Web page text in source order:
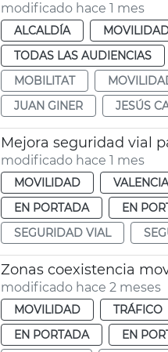
modificado hace 1 mes
ALCALDÍA
TODAS LAS AUDIENCIAS
MOBILITAT
JUAN GINER
JESÚS
Mejora seguridad vial
modificado hace 1 mes
MOVILIDAD VALENCIA
EN PORTADA
EN
SEGURIDAD VIAL
Zonas coexistencia
modificado hace 2 meses
MOVILIDAD TRÁFICO
EN PORTADA
EN